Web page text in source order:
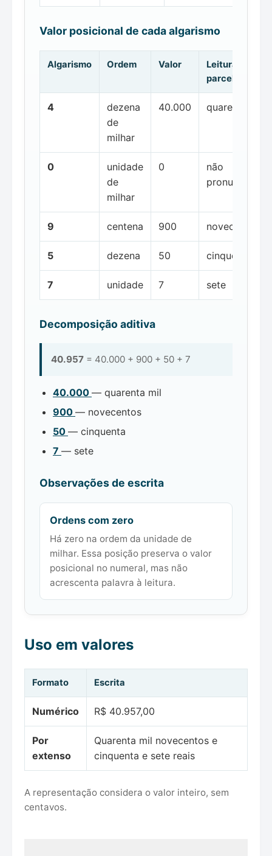
Valor posicional de cada algarismo
Algarismo Ordem Valor
Leitura da
parcela
4
dezena
de
milhar
40.000 quarenta mil
0
unidade
de
milhar
0
não
pronunciada
9 centena 900 novecentos
5 dezena 50 cinquenta
7 unidade 7 sete
Decomposição aditiva
40.957 = 40.000 + 900 + 50 + 7
40.000 — quarenta mil
900 — novecentos
50 — cinquenta
7 — sete
Observações de escrita
Ordens com zero
Há zero na ordem da unidade de
milhar. Essa posição preserva o valor
posicional no numeral, mas não
acrescenta palavra à leitura.
Uso em valores
Formato Escrita
Numérico R$ 40.957,00
Por
extenso
Quarenta mil novecentos e
cinquenta e sete reais
A representação considera o valor inteiro, sem
centavos.